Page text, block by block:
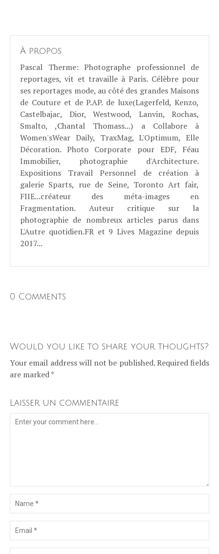
À propos
Pascal Therme: Photographe professionnel de
reportages, vit et travaille à Paris. Célèbre pour
ses reportages mode, au côté des grandes Maisons
de Couture et de P.AP. de luxe(Lagerfeld, Kenzo,
Castelbajac, Dior, Westwood, Lanvin, Rochas,
Smalto, ,Chantal Thomass...) a Collabore à
Women'sWear Daily, TraxMag, L'Optimum, Elle
Décoration. Photo Corporate pour EDF, Féau
Immobilier, photographie d'Architecture.
Expositions Travail Personnel de création à
galerie Sparts, rue de Seine, Toronto Art fair,
FIIE...créateur des méta-images en
Fragmentation. Auteur critique sur la
photographie de nombreux articles parus dans
L'Autre quotidien.FR et 9 Lives Magazine depuis
2017...
0 Comments
Would you like to share your thoughts?
Your email address will not be published. Required fields
are marked *
Laisser un commentaire